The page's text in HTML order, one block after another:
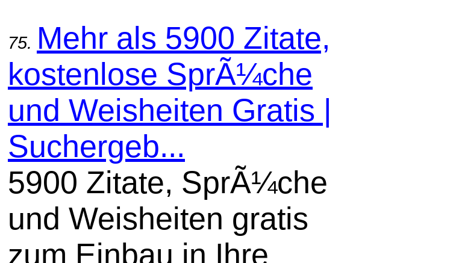
75. Mehr als 5900 Zitate,
kostenlose SprÃ¼che
und Weisheiten Gratis |
Suchergeb...
5900 Zitate, SprÃ¼che
und Weisheiten gratis
zum Einbau in Ihre